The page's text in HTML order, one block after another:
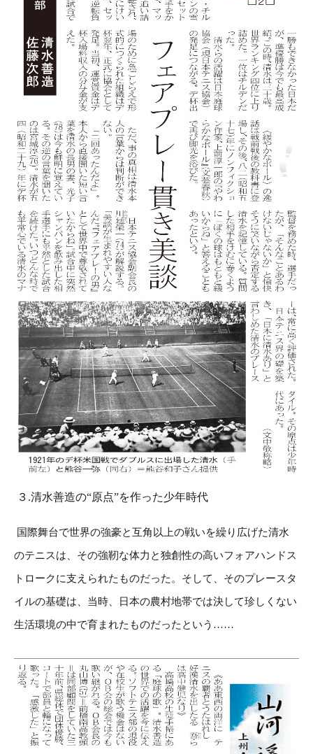
３.清水善造の“原点”を作った少年時代
国際舞台で世界の強豪と互角以上の戦いを繰り広げた清水
のテニスは、その強靭な体力と独創性の高いフォアハンドス
トロークに支えられたものだった。そして、そのプレースタ
イルの基礎は、当時、日本の農村地帯では決して珍しくない
生活環境の中で育まれたものだったという……